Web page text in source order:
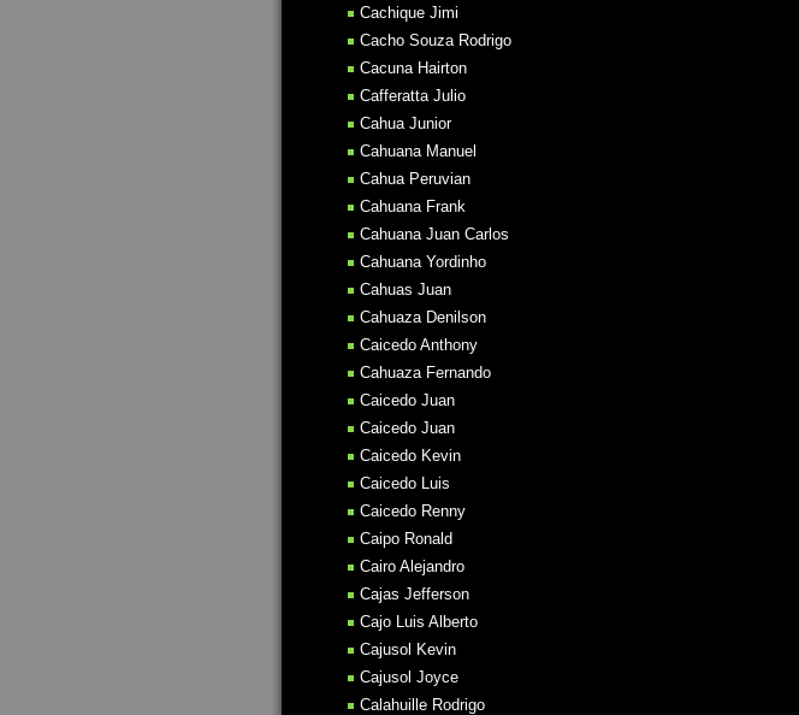
Cachique Jimi
Cacho Souza Rodrigo
Cacuna Hairton
Cafferatta Julio
Cahua Junior
Cahuana Manuel
Cahua Peruvian
Cahuana Frank
Cahuana Juan Carlos
Cahuana Yordinho
Cahuas Juan
Cahuaza Denilson
Caicedo Anthony
Cahuaza Fernando
Caicedo Juan
Caicedo Juan
Caicedo Kevin
Caicedo Luis
Caicedo Renny
Caipo Ronald
Cairo Alejandro
Cajas Jefferson
Cajo Luis Alberto
Cajusol Kevin
Cajusol Joyce
Calahuille Rodrigo